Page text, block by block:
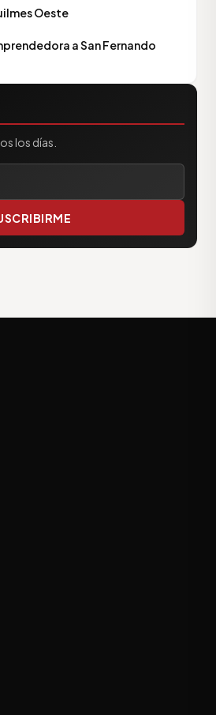
Oeste
a San Fernando
los días.